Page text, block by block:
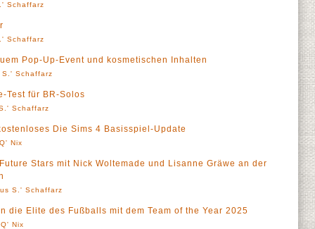
Schaffarz
Schaffarz
Pop-Up-Event und kosmetischen Inhalten
S.' Schaffarz
Test für BR-Solos
Schaffarz
Die Sims 4 Basisspiel-Update
Nix
Stars mit Nick Woltemade und Lisanne Gräwe an der
S.' Schaffarz
die Elite des Fußballs mit dem Team of the Year 2025
Nix